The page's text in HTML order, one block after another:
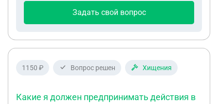
Задать свой вопрос
1150 ₽ Вопрос решен Хищения
Какие я должен предпринимать действия в